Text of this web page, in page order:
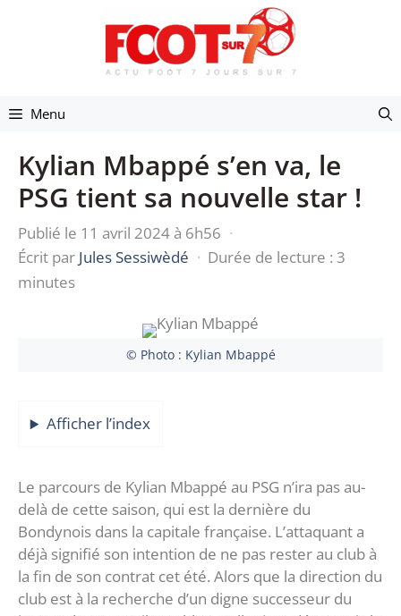
Menu
Kylian Mbappé s’en va, le
PSG tient sa nouvelle star !
Publié le 11 avril 2024 à 6h56 ·
Écrit par Jules Sessiwèdé · Durée de lecture : 3
minutes
© Photo : Kylian Mbappé
Afficher l’index
Le parcours de Kylian Mbappé au PSG n’ira pas au-
delà de cette saison, qui est la dernière du
Bondynois dans la capitale française. L’attaquant a
déjà signifié son intention de ne pas rester au club à
la fin de son contrat cet été. Alors que la direction du
club est à la recherche d’un digne successeur du